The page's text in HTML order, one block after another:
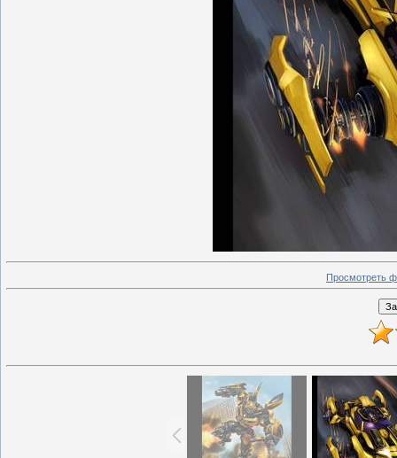
Просмотреть